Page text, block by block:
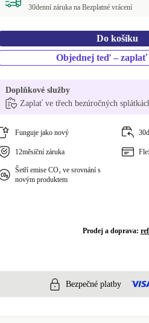
30denní záruka na Bezplatné vrácení
Do košíku
Objednej teď – zaplať
Doplňkové služby
Zaplať ve třech bezúročných
Funguje jako nový
12měsíční záruka
Šetří emise CO₂ ve srovnání s
novým produktem
Prodej a doprava:
Bezpečné platby